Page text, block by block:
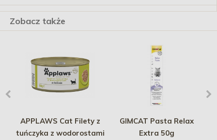
Zobacz także
APPLAWS Cat Filety z
tuńczyka z wodorostami
GIMCAT Pasta Relax
Extra 50g